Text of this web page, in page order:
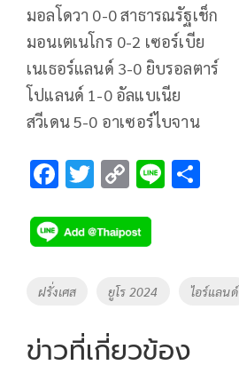
มอลโดวา 0-0 สาธารณรัฐเช็ก
มอนเตเนโกร 0-2 เซอร์เบีย
เนเธอร์แลนด์ 3-0 ยิบรอลตาร์
โปแลนด์ 1-0 อัลแบเนีย
สวีเดน 5-0 อาเซอร์ไบจาน
F
e
b
o
k
T
tt
er
C
p
y
Li
k
Li
Tags
ฝรั่งเศส ยูโร 2024 ไอร์แลนด์
ข่าวที่เกี่ยวข้อง